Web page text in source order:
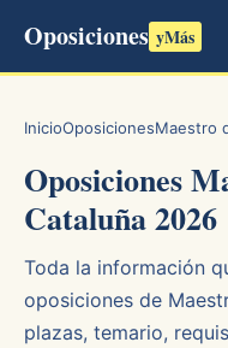
Oposiciones yMás
InicioOposicionesMaestro
Oposiciones
Cataluña 2026
Toda la información
oposiciones de
plazas, temario,